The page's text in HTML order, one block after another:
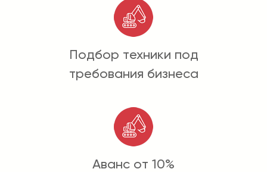
Подбор техники под
требования бизнеса
Аванс от 10%